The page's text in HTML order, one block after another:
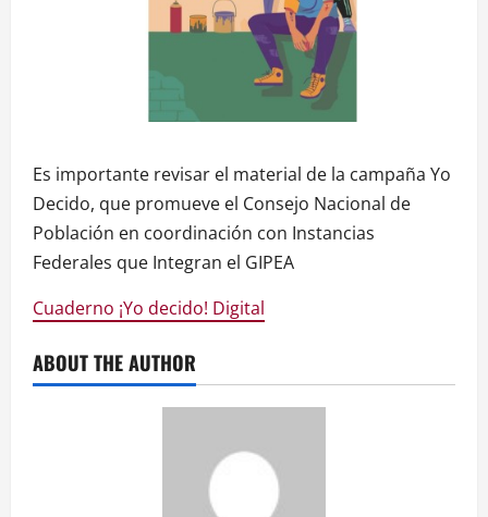
Es importante revisar el material de la campaña Yo
Decido, que promueve el Consejo Nacional de
Población en coordinación con Instancias
Federales que Integran el GIPEA
Cuaderno ¡Yo decido! Digital
ABOUT THE AUTHOR